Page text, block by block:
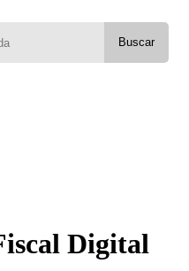
Digital